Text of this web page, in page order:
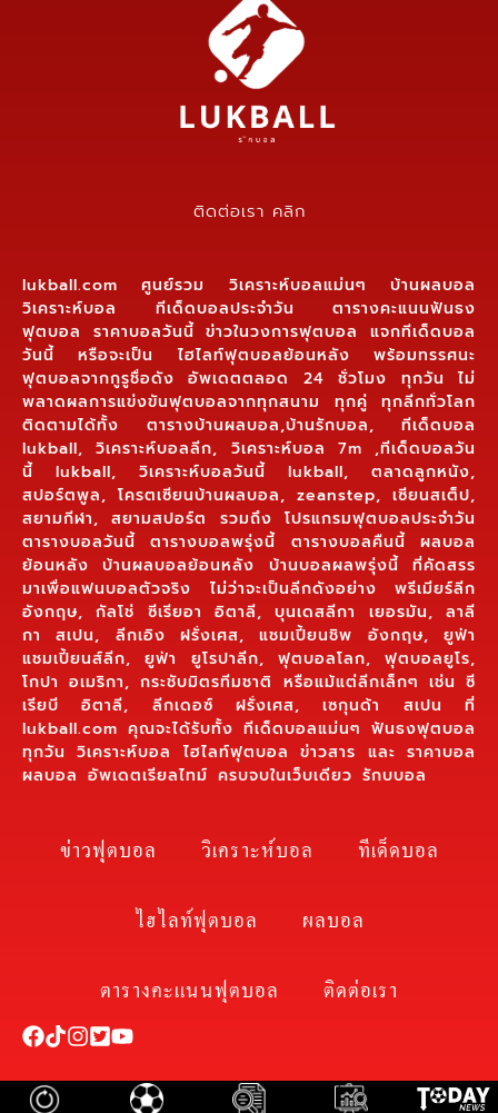
ติดต่อเรา คลิก
lukball.com ศูนย์รวม วิเคราะห์บอลแม่นๆ บ้านผลบอล
วิเคราะห์บอล ทีเด็ดบอลประจำวัน ตารางคะแนนฟันธง
ฟุตบอล ราคาบอลวันนี้ ข่าวในวงการฟุตบอล แจกทีเด็ดบอล
วันนี้ หรือจะเป็น ไฮไลท์ฟุตบอลย้อนหลัง พร้อมทรรศนะ
ฟุตบอลจากกูรูชื่อดัง อัพเดตตลอด 24 ชั่วโมง ทุกวัน ไม่
พลาดผลการแข่งขันฟุตบอลจากทุกสนาม ทุกคู่ ทุกลีกทั่วโลก
ติดตามได้ทั้ง ตารางบ้านผลบอล,บ้านรักบอล, ทีเด็ดบอล
lukball, วิเคราะห์บอลลีก, วิเคราะห์บอล 7m ,ทีเด็ดบอลวัน
นี้ lukball, วิเคราะห์บอลวันนี้ lukball, ตลาดลูกหนัง,
สปอร์ตพูล, โครตเซียนบ้านผลบอล, zeanstep, เซียนสเต็ป,
สยามกีฬา, สยามสปอร์ต รวมถึง โปรแกรมฟุตบอลประจำวัน
ตารางบอลวันนี้ ตารางบอลพรุ่งนี้ ตารางบอลคืนนี้ ผลบอล
ย้อนหลัง บ้านผลบอลย้อนหลัง บ้านบอลผลพรุ่งนี้ ที่คัดสรร
มาเพื่อแฟนบอลตัวจริง ไม่ว่าจะเป็นลีกดังอย่าง พรีเมียร์ลีก
อังกฤษ, กัลโช่ ซีเรียอา อิตาลี, บุนเดสลีกา เยอรมัน, ลาลี
กา สเปน, ลีกเอิง ฝรั่งเศส, แชมเปี้ยนชิพ อังกฤษ, ยูฟ่า
แชมเปี้ยนส์ลีก, ยูฟ่า ยูโรปาลีก, ฟุตบอลโลก, ฟุตบอลยูโร,
โกปา อเมริกา, กระชับมิตรทีมชาติ หรือแม้แต่ลีกเล็กๆ เช่น ซี
เรียบี อิตาลี, ลีกเดอซ์ ฝรั่งเศส, เซกุนด้า สเปน ที่
lukball.com คุณจะได้รับทั้ง ทีเด็ดบอลแม่นๆ ฟันธงฟุตบอล
ทุกวัน วิเคราะห์บอล ไฮไลท์ฟุตบอล ข่าวสาร และ ราคาบอล
ผลบอล อัพเดตเรียลไทม์ ครบจบในเว็บเดียว รักบบอล
ข่าวฟุตบอล วิเคราะห์บอล
ทีเด็ดบอล
ไฮไลท์ฟุตบอล
ผลบอล
ตารางคะแนนฟุตบอล
ติดต่อเรา